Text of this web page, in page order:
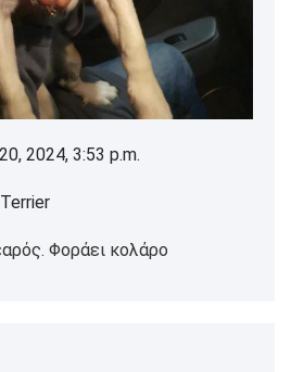
2024, 3:53 p.m.
Φοράει κολάρο